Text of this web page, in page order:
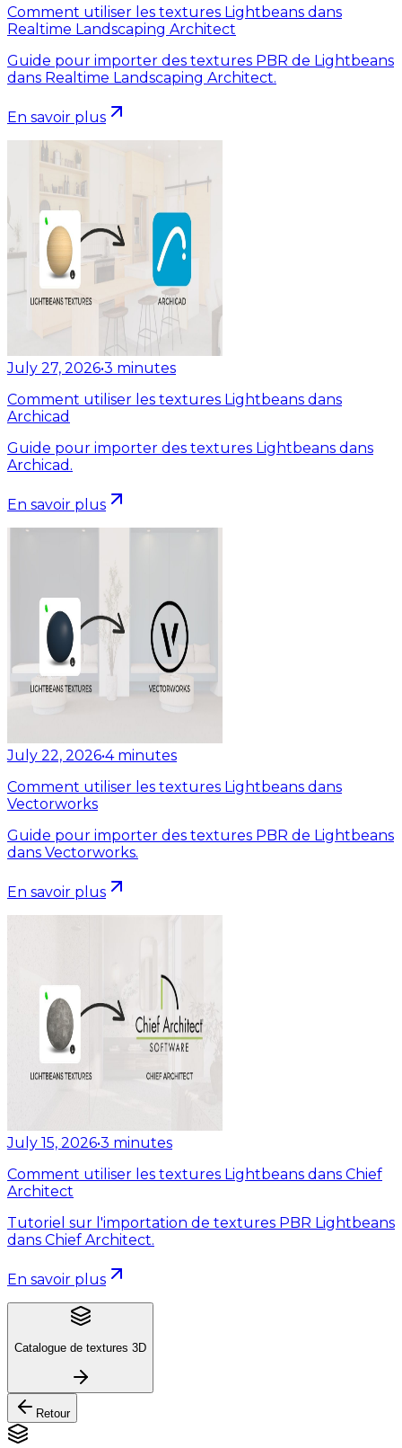
Comment utiliser les textures Lightbeans dans
Realtime Landscaping Architect
Guide pour importer des textures PBR de Lightbeans
dans Realtime Landscaping Architect.
En savoir plus
July 27, 2026•3 minutes
Comment utiliser les textures Lightbeans dans
Archicad
Guide pour importer des textures Lightbeans dans
Archicad.
En savoir plus
July 22, 2026•4 minutes
Comment utiliser les textures Lightbeans dans
Vectorworks
Guide pour importer des textures PBR de Lightbeans
dans Vectorworks.
En savoir plus
July 15, 2026•3 minutes
Comment utiliser les textures Lightbeans dans Chief
Architect
Tutoriel sur l'importation de textures PBR Lightbeans
dans Chief Architect.
En savoir plus
Catalogue de textures 3D
Retour